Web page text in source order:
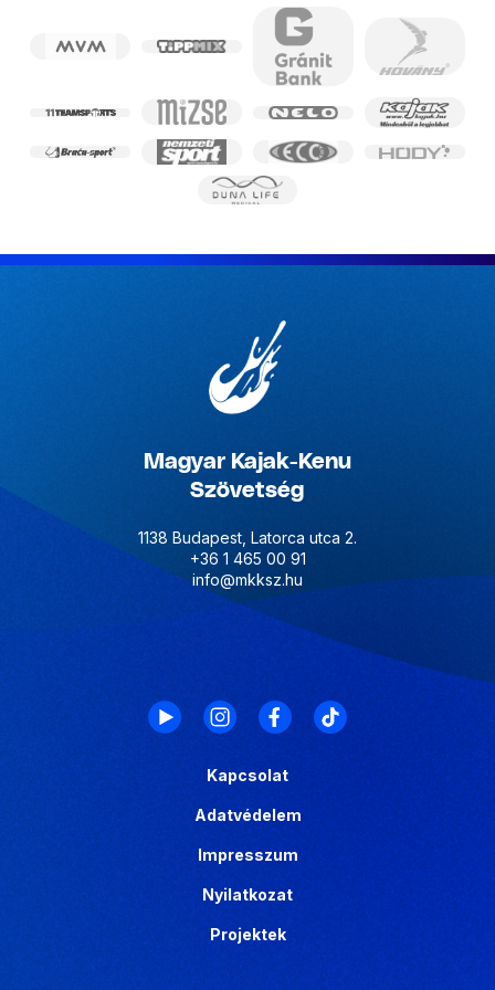
Magyar Kajak-Kenu
Szövetség
1138 Budapest, Latorca utca 2.
+36 1 465 00 91
info@mkksz.hu
Kapcsolat
Adatvédelem
Impresszum
Nyilatkozat
Projektek